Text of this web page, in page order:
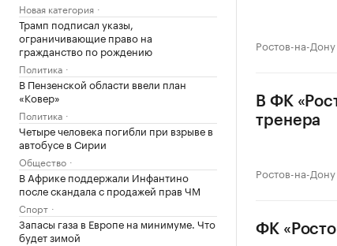
Новая категория
Трамп подписал указы,
ограничивающие право на
гражданство по рождению
Политика
В Пензенской области ввели план
«Ковер»
Политика
Четыре человека погибли при взрыве в
автобусе в Сирии
Общество
В Африке поддержали Инфантино
после скандала с продажей прав ЧМ
Спорт
Запасы газа в Европе на минимуме. Что
будет зимой
Ростов-на-Дону
В ФК
тренера
Ростов-на-Дону
ФК